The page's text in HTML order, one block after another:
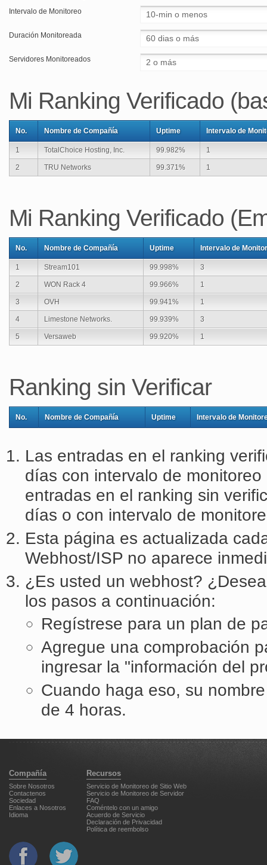
Intervalo de Monitoreo
Duración Monitoreada
Servidores Monitoreados
Mi Ranking Verificado
No. Nombre de Compañía Uptime Intervalo de
1 TotalChoice Hosting, Inc. 99.982% 1
2 TRU Networks 99.371% 1
Mi Ranking Verificado
No. Nombre de Compañía Uptime Intervalo de
1 Stream101 99.998% 3
2 WON Rack 4 99.966% 1
3 OVH 99.941% 1
4 Limestone Networks. 99.939% 3
5 Versaweb 99.920% 1
Ranking sin Verificar
No. Nombre de Compañía Uptime Intervalo de
Las entradas en el ranking
días con intervalo de
entradas en el ranking sin
días o con intervalo de
Esta página es actualizada
Webhost/ISP no aparece
¿Es usted un webhost?
los pasos a continuación:
Regístrese para un plan de
Agregue una comprobación
ingresar la "información del
Cuando haga eso, su
de 4 horas.
Compañía
Sobre Nosotros
Contactenos
Sociedad
Enlaces a Nosotros
Idioma
Recursos
Servicio de Monitoreo de Sitio Web
Servicio de Monitoreo de Servidor
FAQ
Coméntelo con un amigo
Acuerdo de Servicio
Declaración de Privacidad
Política de reembolso